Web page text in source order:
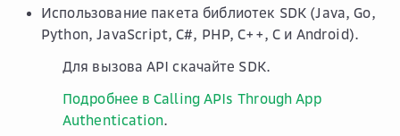
Использование пакета библиотек SDK (Java, Go,
Python, JavaScript, C#, PHP, C++, C и Android).
Для вызова API скачайте SDK.
Подробнее в Calling APIs Through App
Authentication.